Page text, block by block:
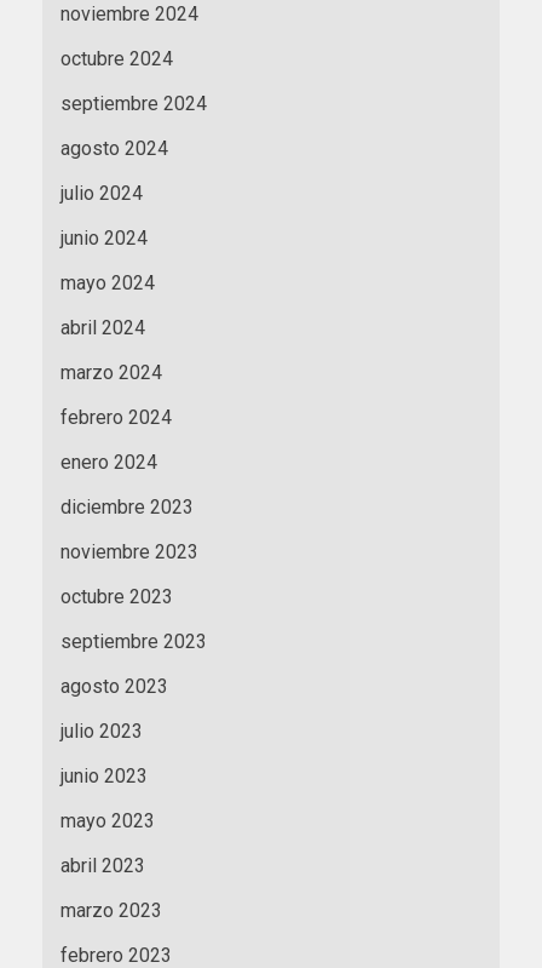
noviembre 2024
octubre 2024
septiembre 2024
agosto 2024
julio 2024
junio 2024
mayo 2024
abril 2024
marzo 2024
febrero 2024
enero 2024
diciembre 2023
noviembre 2023
octubre 2023
septiembre 2023
agosto 2023
julio 2023
junio 2023
mayo 2023
abril 2023
marzo 2023
febrero 2023